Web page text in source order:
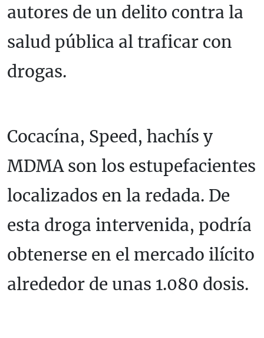
autores de un delito contra la
salud pública al traficar con
drogas.
Cocacína, Speed, hachís y
MDMA son los estupefacientes
localizados en la redada. De
esta droga intervenida, podría
obtenerse en el mercado ilícito
alrededor de unas 1.080 dosis.